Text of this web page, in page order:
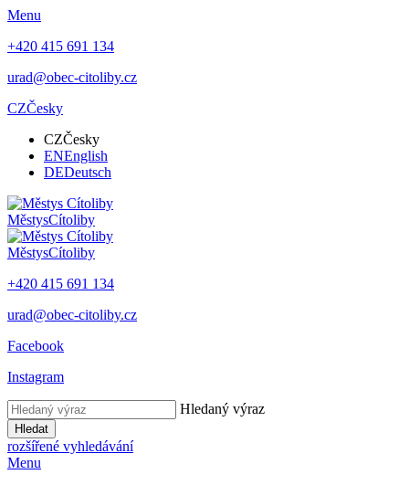
Menu
+420 415 691 134
urad@obec-citoliby.cz
CZČesky
CZČesky
ENEnglish
DEDeutsch
MěstysCítoliby
MěstysCítoliby
+420 415 691 134
urad@obec-citoliby.cz
Facebook
Instagram
Hledaný výraz
Hledat
rozšířené vyhledávání
Menu